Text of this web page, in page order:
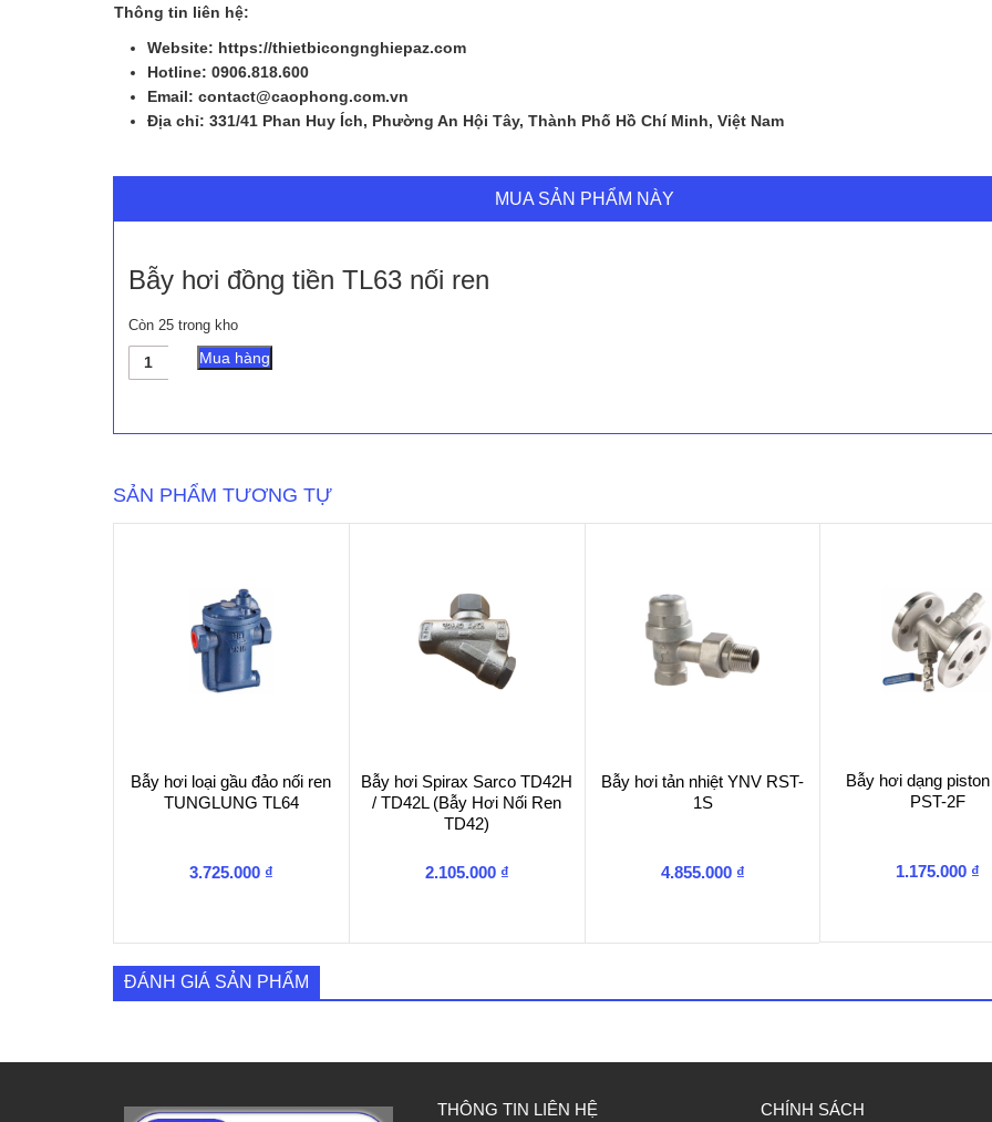
Thông tin liên hệ:
Website: https://thietbicongnghiepaz.com
Hotline: 0906.818.600
Email: contact@caophong.com.vn
Địa chỉ: 331/41 Phan Huy Ích, Phường An Hội Tây, Thành Phố Hồ Chí Minh, Việt Nam
MUA SẢN PHẨM NÀY
Bẫy hơi đồng tiền TL63 nối ren
Còn 25 trong kho
Bẫy
TL63
số
Mua hàng
SẢN PHẨM TƯƠNG TỰ
Bẫy hơi loại gầu đảo nối ren
TUNGLUNG TL64
3.725.000 ₫
Bẫy hơi Spirax Sarco TD42H
/ TD42L (Bẫy Hơi Nối Ren
TD42)
2.105.000 ₫
Bẫy hơi tản nhiệt YNV RST-
1S
4.855.000 ₫
Bẫy hơi dạng
PST-2F
1.175.000 ₫
ĐÁNH GIÁ SẢN PHẨM
THÔNG TIN LIÊN HỆ CHÍNH SÁCH